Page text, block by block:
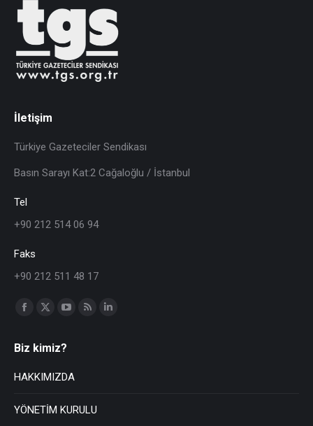
İletişim
Türkiye Gazeteciler Sendikası
Basın Sarayı Kat:2 Cağaloğlu / İstanbul
Tel
+90 212 514 06 94
Faks
+90 212 511 48 17
Find us on:
Biz kimiz?
HAKKIMIZDA
YÖNETİM KURULU